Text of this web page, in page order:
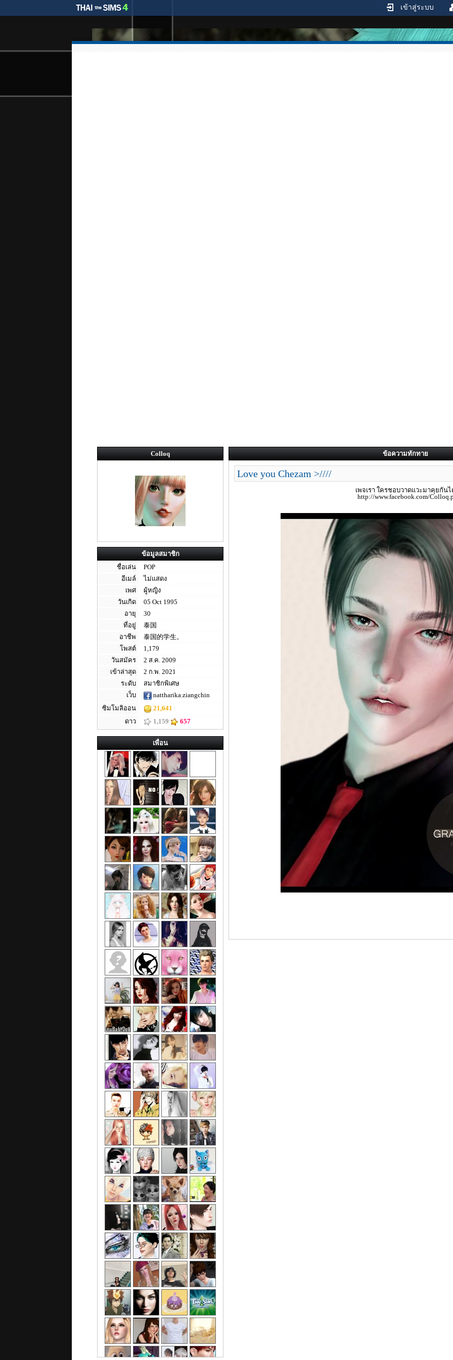
เข้าสู่ระบบ
Colloq
ข้อมูลสมาชิก
ชื่อเล่น
POP
อีเมล์
ไม่แสดง
เพศ
ผู้หญิง
วันเกิด
05 Oct 1995
อายุ
30
ที่อยู่
泰国
อาชีพ
泰国的学生。
โพสต์
1,179
วันสมัคร
2 ส.ค. 2009
เข้าล่าสุด
2 ก.พ. 2021
ระดับ
สมาชิกพิเศษ
เว็บ
nattharika.ziangchin
ซิมโมลิออน
21,641
ดาว
1,159 657
เพื่อน
ข้อความทักทาย
Love you Chezam >////
เพจเรา ใครชอบวาดแวะมาคุยกันไ
http://www.facebook.com/